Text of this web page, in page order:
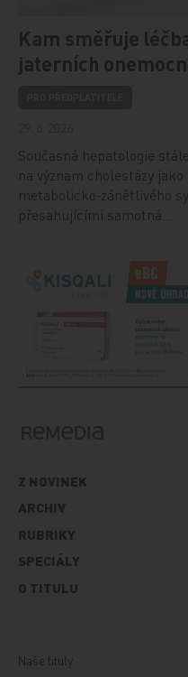
Kam směřuje
jaterních
Současná hepatologie
na význam cholestázy
metabolicko‑zánětlivého
přesahujícími samotná…
Z NOVINEK
ARCHIV
RUBRIKY
SPECIÁLY
O TITULU
Naše tituly